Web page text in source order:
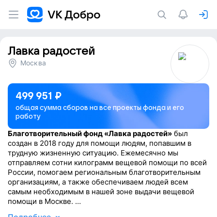
Лавка радостей
Москва
499 951 ₽
общая сумма сборов на все проекты фонда и его
работу
Благотворительный фонд «Лавка радостей» был
создан в 2018 году для помощи людям, попавшим в
трудную жизненную ситуацию. Ежемесячно мы
отправляем сотни килограмм вещевой помощи по всей
России, помогаем региональным благотворительным
организациям, а также обеспечиваем людей всем
самым необходимым в нашей зоне выдачи вещевой
помощи в Москве.